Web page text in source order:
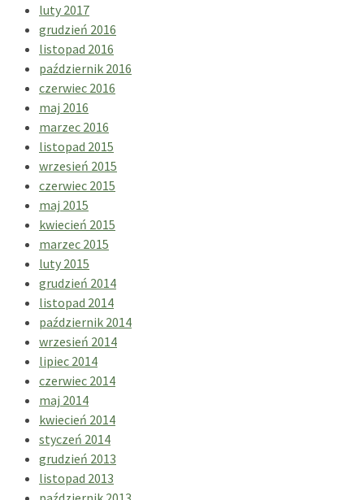
luty 2017
grudzień 2016
listopad 2016
październik 2016
czerwiec 2016
maj 2016
marzec 2016
listopad 2015
wrzesień 2015
czerwiec 2015
maj 2015
kwiecień 2015
marzec 2015
luty 2015
grudzień 2014
listopad 2014
październik 2014
wrzesień 2014
lipiec 2014
czerwiec 2014
maj 2014
kwiecień 2014
styczeń 2014
grudzień 2013
listopad 2013